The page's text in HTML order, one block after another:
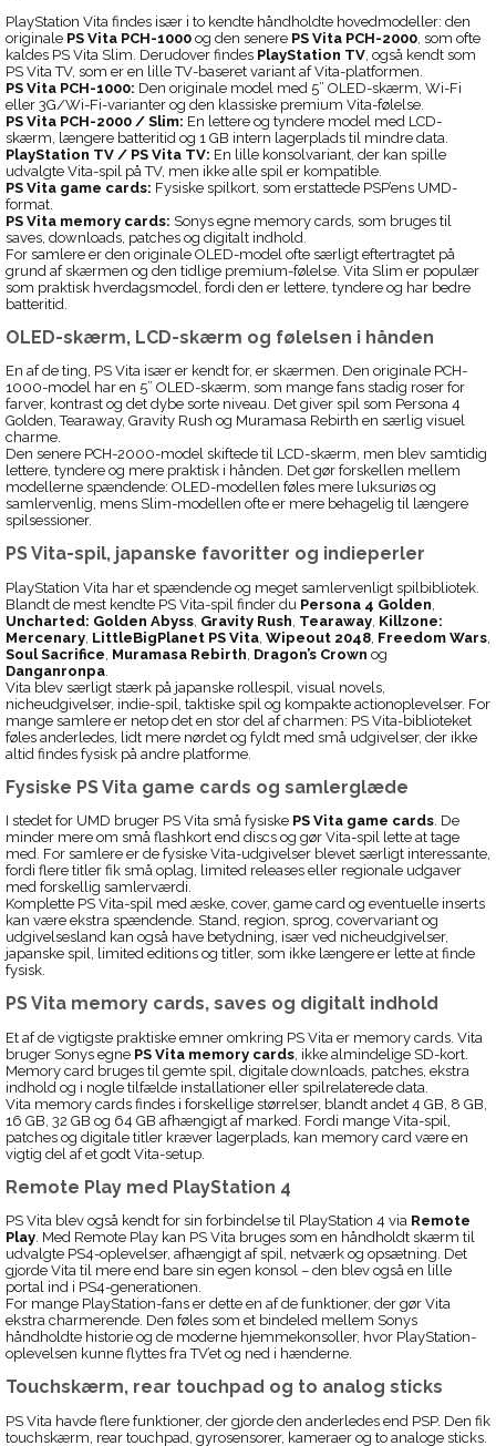
PlayStation Vita findes især i to kendte håndholdte hovedmodeller: den
originale PS Vita PCH-1000 og den senere PS Vita PCH-2000 , som ofte
kaldes PS Vita Slim. Derudover findes PlayStation TV , også kendt som
PS Vita TV, som er en lille TV-baseret variant af Vita-platformen.
PS Vita PCH-1000: Den originale model med 5” OLED-skærm, Wi-Fi
eller 3G/Wi-Fi-varianter og den klassiske premium Vita-følelse.
PS Vita PCH-2000 / Slim: En lettere og tyndere model med LCD-
skærm, længere batteritid og 1 GB intern lagerplads til mindre data.
PlayStation TV / PS Vita TV: En lille konsolvariant, der kan spille
udvalgte Vita-spil på TV, men ikke alle spil er kompatible.
PS Vita game cards: Fysiske spilkort, som erstattede PSP’ens UMD-
format.
PS Vita memory cards: Sonys egne memory cards, som bruges til
saves, downloads, patches og digitalt indhold.
For samlere er den originale OLED-model ofte særligt eftertragtet på
grund af skærmen og den tidlige premium-følelse. Vita Slim er populær
som praktisk hverdagsmodel, fordi den er lettere, tyndere og har bedre
batteritid.
OLED-skærm, LCD-skærm og følelsen i hånden
En af de ting, PS Vita især er kendt for, er skærmen. Den originale PCH-
1000-model har en 5” OLED-skærm, som mange fans stadig roser for
farver, kontrast og det dybe sorte niveau. Det giver spil som Persona 4
Golden, Tearaway, Gravity Rush og Muramasa Rebirth en særlig visuel
charme.
Den senere PCH-2000-model skiftede til LCD-skærm, men blev samtidig
lettere, tyndere og mere praktisk i hånden. Det gør forskellen mellem
modellerne spændende: OLED-modellen føles mere luksuriøs og
samlervenlig, mens Slim-modellen ofte er mere behagelig til længere
spilsessioner.
PS Vita-spil, japanske favoritter og indieperler
PlayStation Vita har et spændende og meget samlervenligt spilbibliotek.
Blandt de mest kendte PS Vita-spil finder du Persona 4 Golden
Uncharted: Golden Abyss Gravity Rush Tearaway Killzone:
Mercenary LittleBigPlanet PS Vita Wipeout 2048 Freedom Wars
Soul Sacrifice Muramasa Rebirth Dragon’s Crown og
Danganronpa
Vita blev særligt stærk på japanske rollespil, visual novels,
nicheudgivelser, indie-spil, taktiske spil og kompakte actionoplevelser. For
mange samlere er netop det en stor del af charmen: PS Vita-biblioteket
føles anderledes, lidt mere nørdet og fyldt med små udgivelser, der ikke
altid findes fysisk på andre platforme.
Fysiske PS Vita game cards og samlerglæde
I stedet for UMD bruger PS Vita små fysiske PS Vita game cards. De
minder mere om små flashkort end discs og gør Vita-spil lette at tage
med. For samlere er de fysiske Vita-udgivelser blevet særligt interessante,
fordi flere titler fik små oplag, limited releases eller regionale udgaver
med forskellig samlerværdi.
Komplette PS Vita-spil med æske, cover, game card og eventuelle inserts
kan være ekstra spændende. Stand, region, sprog, covervariant og
udgivelsesland kan også have betydning, især ved nicheudgivelser,
japanske spil, limited editions og titler, som ikke længere er lette at finde
fysisk.
PS Vita memory cards, saves og digitalt indhold
Et af de vigtigste praktiske emner omkring PS Vita er memory cards. Vita
bruger Sonys egne PS Vita memory cards , ikke almindelige SD-kort.
Memory card bruges til gemte spil, digitale downloads, patches, ekstra
indhold og i nogle tilfælde installationer eller spilrelaterede data.
Vita memory cards findes i forskellige størrelser, blandt andet 4 GB, 8 GB,
16 GB, 32 GB og 64 GB afhængigt af marked. Fordi mange Vita-spil,
patches og digitale titler kræver lagerplads, kan memory card være en
vigtig del af et godt Vita-setup.
Remote Play med PlayStation 4
PS Vita blev også kendt for sin forbindelse til PlayStation 4 via Remote
Play. Med Remote Play kan PS Vita bruges som en håndholdt skærm til
udvalgte PS4-oplevelser, afhængigt af spil, netværk og opsætning. Det
gjorde Vita til mere end bare sin egen konsol – den blev også en lille
portal ind i PS4-generationen.
For mange PlayStation-fans er dette en af de funktioner, der gør Vita
ekstra charmerende. Den føles som et bindeled mellem Sonys
håndholdte historie og de moderne hjemmekonsoller, hvor PlayStation-
oplevelsen kunne flyttes fra TV’et og ned i hænderne.
Touchskærm, rear touchpad og to analog sticks
PS Vita havde flere funktioner, der gjorde den anderledes end PSP. Den fik
touchskærm, rear touchpad, gyrosensorer, kameraer og to analoge sticks.